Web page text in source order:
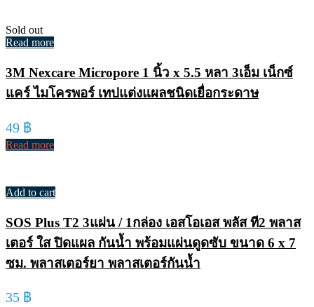
Sold out
Read more
3M Nexcare Micropore 1 นิ้ว x 5.5 หลา 3เอ็ม เน็กซ์
แคร์ ไมโครพอร์ เทปแต่งแผลชนิดเยื่อกระดาษ
49 ฿
Read more
Add to cart
SOS Plus T2 3แผ่น / 1กล่อง เอสโอเอส พลัส ที2 พลาส
เตอร์ ใส ปิดแผล กันน้ำ พร้อมแผ่นดูดซับ ขนาด 6 x 7
ซม. พลาสเตอร์ยา พลาสเตอร์กันน้ำ
35 ฿